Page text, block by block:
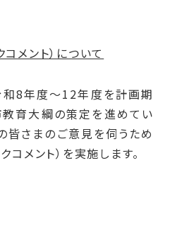
メント）について
8年度～12年度を計画期
育大綱の策定を進めてい
皆さまのご意見を伺うため
コメント）を実施します。